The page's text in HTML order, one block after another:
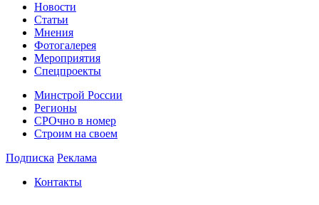
Новости
Статьи
Мнения
Фотогалерея
Мероприятия
Спецпроекты
Минстрой России
Регионы
СРОчно в номер
Строим на своем
Подписка Реклама
Контакты